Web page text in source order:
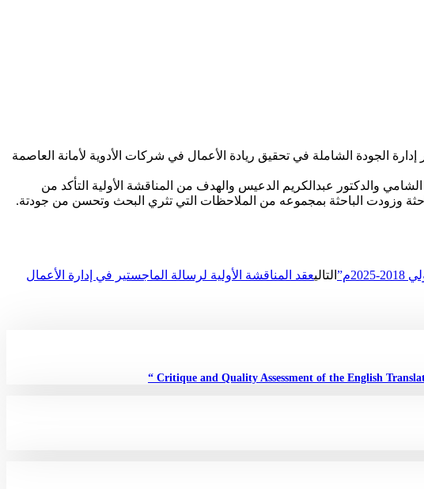
ب ” دور إدارة الجودة الشاملة في تحقيق ريادة الأعمال في شركات الأدوية لأمانة العاصمة
والدكتور عبدالكريم الدعيس والهدف من المناقشة الأولية التأكد من
وزودت الباحثة بمجموعه من الملاحظات التي تثري البحث وتحسن من جودتة.
التاليعقد المناقشة الأولية لرسالة الماجستير في إدارة الأعمال